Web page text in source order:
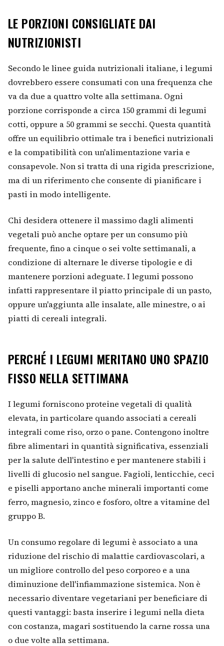
LE PORZIONI CONSIGLIATE DAI
NUTRIZIONISTI
Secondo le linee guida nutrizionali italiane, i legumi
dovrebbero essere consumati con una frequenza che
va da due a quattro volte alla settimana. Ogni
porzione corrisponde a circa 150 grammi di legumi
cotti, oppure a 50 grammi se secchi. Questa quantità
offre un equilibrio ottimale tra i benefici nutrizionali
e la compatibilità con un'alimentazione varia e
consapevole. Non si tratta di una rigida prescrizione,
ma di un riferimento che consente di pianificare i
pasti in modo intelligente.
Chi desidera ottenere il massimo dagli alimenti
vegetali può anche optare per un consumo più
frequente, fino a cinque o sei volte settimanali, a
condizione di alternare le diverse tipologie e di
mantenere porzioni adeguate. I legumi possono
infatti rappresentare il piatto principale di un pasto,
oppure un'aggiunta alle insalate, alle minestre, o ai
piatti di cereali integrali.
PERCHÉ I LEGUMI MERITANO UNO SPAZIO
FISSO NELLA SETTIMANA
I legumi forniscono proteine vegetali di qualità
elevata, in particolare quando associati a cereali
integrali come riso, orzo o pane. Contengono inoltre
fibre alimentari in quantità significativa, essenziali
per la salute dell'intestino e per mantenere stabili i
livelli di glucosio nel sangue. Fagioli, lenticchie, ceci
e piselli apportano anche minerali importanti come
ferro, magnesio, zinco e fosforo, oltre a vitamine del
gruppo B.
Un consumo regolare di legumi è associato a una
riduzione del rischio di malattie cardiovascolari, a
un migliore controllo del peso corporeo e a una
diminuzione dell'infiammazione sistemica. Non è
necessario diventare vegetariani per beneficiare di
questi vantaggi: basta inserire i legumi nella dieta
con costanza, magari sostituendo la carne rossa una
o due volte alla settimana.